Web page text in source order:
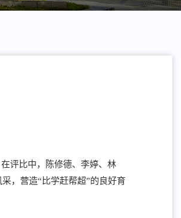
评比中，陈修德、李婷、林
，营造“比学赶帮超”的良好育